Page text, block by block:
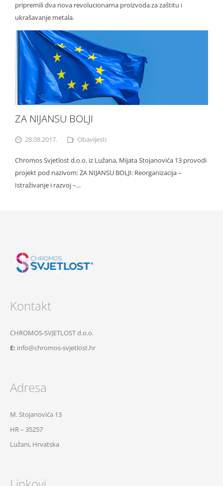
pripremili dva nova revolucionarna proizvoda za zaštitu i
ukrašavanje metala.
ZA NIJANSU BOLJI
28.08.2017. Obavijesti
Chromos Svjetlost d.o.o. iz Lužana, Mijata Stojanovića 13 provodi
projekt pod nazivom: ZA NIJANSU BOLJI: Reorganizacija –
Istraživanje i razvoj –...
Kontakt
CHROMOS-SVJETLOST d.o.o.
E: info@chromos-svjetlost.hr
Adresa
M. Stojanovića 13
HR – 35257
Lužani, Hrvatska